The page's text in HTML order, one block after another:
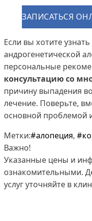
ЗАПИСАТЬСЯ
Если вы хотите
андрогенетической
персональные
консультацию со
причину выпадения
лечение. Поверьте,
основной проблемой
Метки: алопеция,
Важно!
Указанные цены и
ознакомительными.
услуг уточняйте в